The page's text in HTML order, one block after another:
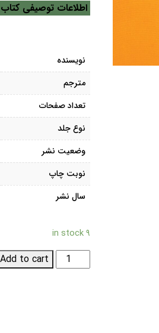
اطلاعات توصیفی
نویسنده
مترجم
تعداد صفحات
نوع جلد
وضعیت نشر
نوبت چاپ
سال نشر
۹ in stock
مذاهب
Add to cart